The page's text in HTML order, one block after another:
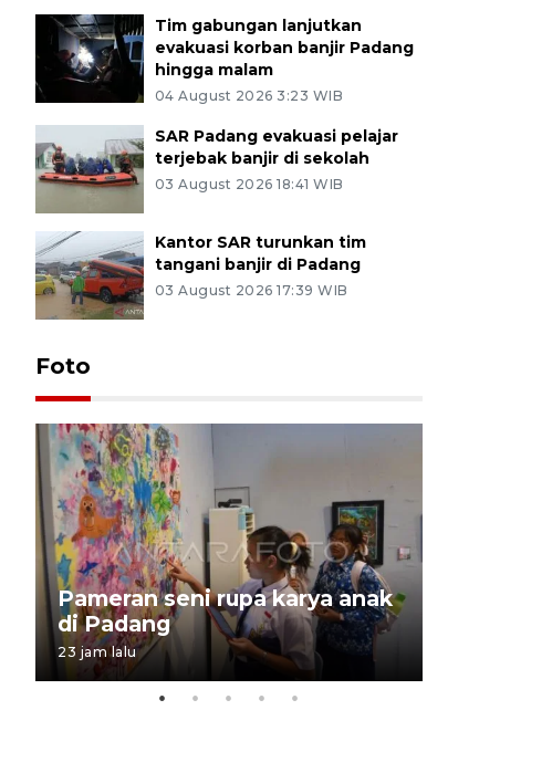
Tim gabungan lanjutkan
evakuasi korban banjir Padang
hingga malam
04 August 2026 3:23 WIB
SAR Padang evakuasi pelajar
terjebak banjir di sekolah
03 August 2026 18:41 WIB
Kantor SAR turunkan tim
tangani banjir di Padang
03 August 2026 17:39 WIB
Foto
Pameran seni rupa karya anak
di Padang
23 jam lalu